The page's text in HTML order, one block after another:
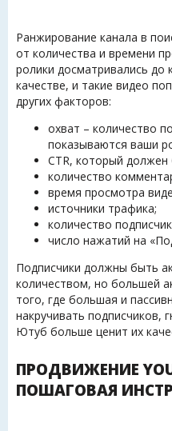
Ранжирование канала в
от количества и времени
ролики досматривались до
качестве, и такие видео
других факторов:
охват – количество
показываются ваши
CTR, который должен
количество
время просмотра
источники трафика;
количество
число нажатий на
Подписчики должны быть
количеством, но большей
того, где большая и
накручивать подписчиков,
Ютуб больше ценит их
ПРОДВИЖЕНИЕ
ПОШАГОВАЯ